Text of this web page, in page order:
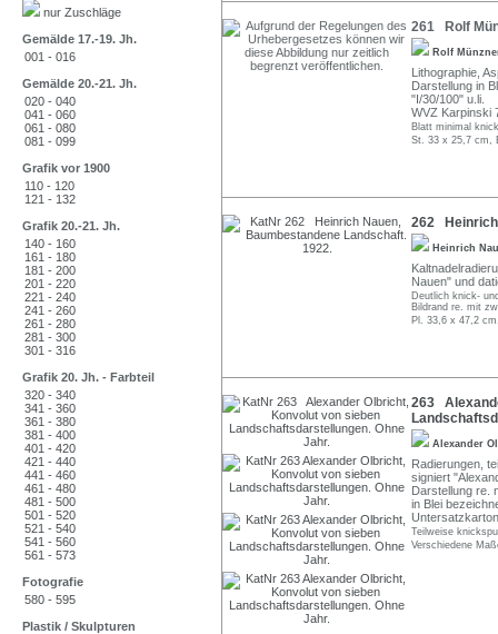
nur Zuschläge
Gemälde 17.-19. Jh.
001 - 016
Gemälde 20.-21. Jh.
020 - 040
041 - 060
061 - 080
081 - 099
Grafik vor 1900
110 - 120
121 - 132
Grafik 20.-21. Jh.
140 - 160
161 - 180
181 - 200
201 - 220
221 - 240
241 - 260
261 - 280
281 - 300
301 - 316
Grafik 20. Jh. - Farbteil
320 - 340
341 - 360
361 - 380
381 - 400
401 - 420
421 - 440
441 - 460
461 - 480
481 - 500
501 - 520
521 - 540
541 - 560
561 - 573
Fotografie
580 - 595
Plastik / Skulpturen
261 Rolf
Rolf
Lithographie,
Darstellung in
"I/30/100" u.li.
WVZ Karpinski
Blatt minimal
St. 33 x 25,7 cm,
262 Heinrich
Heinrich
Nauen" und
Deutlich knick-
Bildrand re. mit
Pl. 33,6 x 47,2
263
Alexander
Radierungen,
signiert
Darstellung re.
in Blei
Teilweise
Verschiedene